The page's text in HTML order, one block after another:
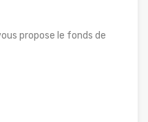
propose le fonds de